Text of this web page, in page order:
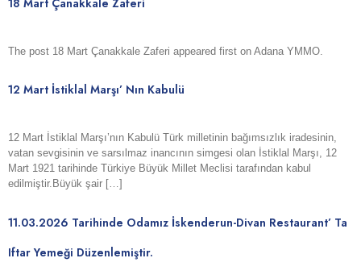
18 Mart Çanakkale Zaferi
The post 18 Mart Çanakkale Zaferi appeared first on Adana YMMO.
12 Mart İstiklal Marşı’ Nın Kabulü
12 Mart İstiklal Marşı’nın Kabulü Türk milletinin bağımsızlık iradesinin,
vatan sevgisinin ve sarsılmaz inancının simgesi olan İstiklal Marşı, 12
Mart 1921 tarihinde Türkiye Büyük Millet Meclisi tarafından kabul
edilmiştir.Büyük şair […]
11.03.2026 Tarihinde Odamız İskenderun-Divan Restaurant’ Ta
Iftar Yemeği Düzenlemiştir.